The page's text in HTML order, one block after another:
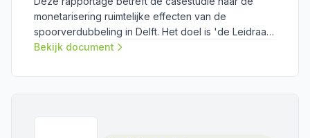
monetarisering ruimtelijke effecten van de
spoorverdubbeling in Delft. Het doel is 'de Leidraad
monetarisering van ruimtelijke effecten' te toetsen
casus. Met name de ervaringen uit een
Bekijk document